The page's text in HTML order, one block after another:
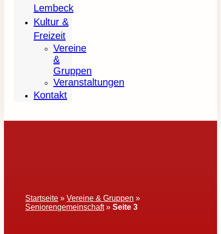
Lembeck
Kultur &
Freizeit
Vereine
&
Gruppen
Veranstaltungen
Kontakt
Startseite »Vereine & Gruppen »
Seniorengemeinschaft»Seite 3